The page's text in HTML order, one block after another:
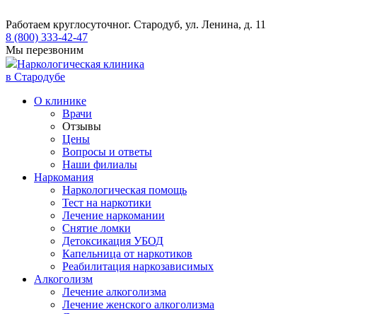
Работаем круглосуточног. Стародуб, ул. Ленина, д. 11
8 (800) 333-42-47
Мы перезвоним
Наркологическая клиника
в Стародубе
О клинике
Врачи
Отзывы
Цены
Вопросы и ответы
Наши филиалы
Наркомания
Наркологическая помощь
Тест на наркотики
Лечение наркомании
Снятие ломки
​​Детоксикация УБОД
Капельница от наркотиков
Реабилитация наркозависимых
Алкоголизм
Лечение алкоголизма
Лечение женского алкоголизма